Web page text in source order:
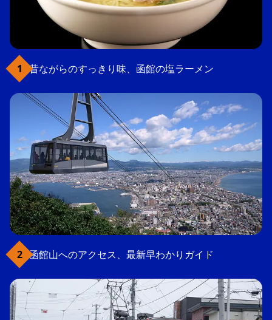
昔ながらのすっきり味、函館の塩ラーメン
函館山へのアクセス、最新早わかりガイド